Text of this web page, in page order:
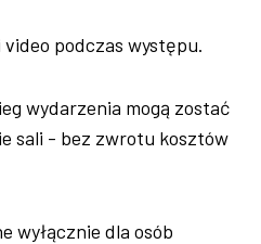
podczas występu.
wydarzenia mogą zostać
sali - bez zwrotu kosztów
wyłącznie dla osób